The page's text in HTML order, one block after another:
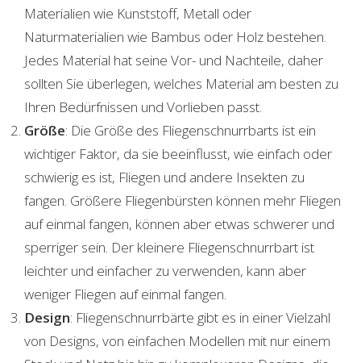
Materialien wie Kunststoff, Metall oder
Naturmaterialien wie Bambus oder Holz bestehen.
Jedes Material hat seine Vor- und Nachteile, daher
sollten Sie überlegen, welches Material am besten zu
Ihren Bedürfnissen und Vorlieben passt.
Größe: Die Größe des Fliegenschnurrbarts ist ein
wichtiger Faktor, da sie beeinflusst, wie einfach oder
schwierig es ist, Fliegen und andere Insekten zu
fangen. Größere Fliegenbürsten können mehr Fliegen
auf einmal fangen, können aber etwas schwerer und
sperriger sein. Der kleinere Fliegenschnurrbart ist
leichter und einfacher zu verwenden, kann aber
weniger Fliegen auf einmal fangen.
Design: Fliegenschnurrbärte gibt es in einer Vielzahl
von Designs, von einfachen Modellen mit nur einem